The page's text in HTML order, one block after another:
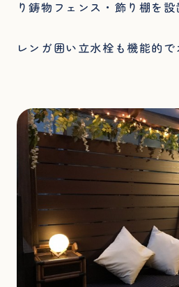
り鋳物フェンス・飾り棚を設
レンガ囲い立水栓も機能的